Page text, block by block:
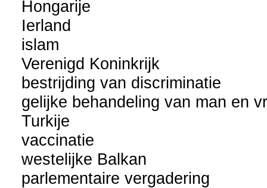
Hongarije
Ierland
islam
Verenigd Koninkrijk
bestrijding van discriminatie
gelijke behandeling van man en
Turkije
vaccinatie
westelijke Balkan
parlementaire vergadering